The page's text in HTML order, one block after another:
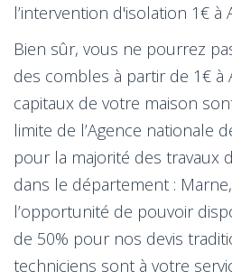
l’intervention d'isolation 1€ à
Bien sûr, vous ne pourrez
des combles à partir de 1€ à
capitaux de votre maison
limite de l’Agence nationale
pour la majorité des travaux
dans le département :
l’opportunité de pouvoir
de 50% pour nos devis
techniciens sont à votre